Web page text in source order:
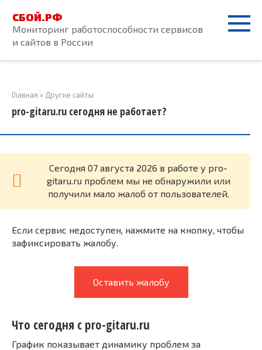
контенту
СБОЙ.РФ
Мониторинг работоспособности сервисов
и сайтов в России
Главная » Другие сайты
pro-gitaru.ru сегодня не работает?
Cегодня 07 августа 2026 в работе у pro-
gitaru.ru проблем мы не обнаружили или
получили мало жалоб от пользователей.
Если сервис недоступен, нажмите на кнопку, чтобы
зафиксировать жалобу.
Оставить жалобу
Что сегодня с pro-gitaru.ru
График показывает динамику проблем за